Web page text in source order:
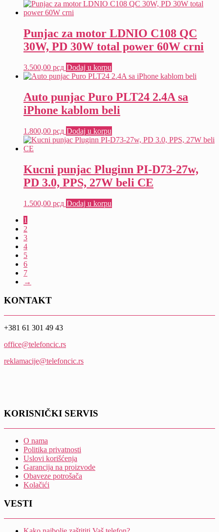
Punjac za motor LDNIO C108 QC
30W, PD 30W total power 60W crni
3.500,00 рсд Dodaj u korpu
Auto punjac Puro PLT24 2.4A sa
iPhone kablom beli
1.800,00 рсд Dodaj u korpu
Kucni punjac Pluginn PI-D73-27w,
PD 3.0, PPS, 27W beli CE
1.500,00 рсд Dodaj u korpu
1
2
3
4
5
6
7
→
KONTAKT
+381 61 301 49 43
office@telefoncic.rs
reklamacije@telefoncic.rs
KORISNIČKI SERVIS
O nama
Politika privatnosti
Uslovi korišćenja
Garancija na proizvode
Obaveze potrošača
Kolačići
VESTI